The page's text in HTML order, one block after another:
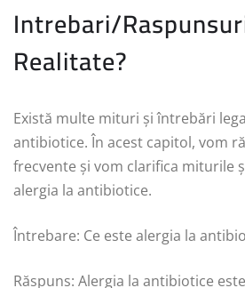
Intrebari/
Realitate?
Există multe mituri și întrebări
antibiotice. În acest capitol, vom
frecvente și vom clarifica miturile
alergia la antibiotice.
Întrebare: Ce este alergia la
Răspuns: Alergia la antibiotice